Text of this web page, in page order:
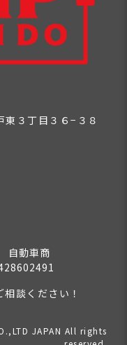
３丁目３６−３８
自動車商
談ください！
JAPAN All rights